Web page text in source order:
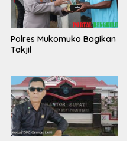
Polres Mukomuko Bagikan
Takjil